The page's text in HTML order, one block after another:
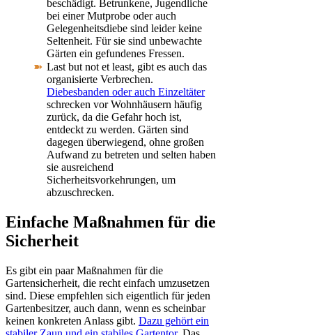
beschädigt. Betrunkene, Jugendliche
bei einer Mutprobe oder auch
Gelegenheitsdiebe sind leider keine
Seltenheit. Für sie sind unbewachte
Gärten ein gefundenes Fressen.
Last but not et least, gibt es auch das
organisierte Verbrechen.
Diebesbanden oder auch Einzeltäter
schrecken vor Wohnhäusern häufig
zurück, da die Gefahr hoch ist,
entdeckt zu werden. Gärten sind
dagegen überwiegend, ohne großen
Aufwand zu betreten und selten haben
sie ausreichend
Sicherheitsvorkehrungen, um
abzuschrecken.
Einfache Maßnahmen für die
Sicherheit
Es gibt ein paar Maßnahmen für die
Gartensicherheit, die recht einfach umzusetzen
sind. Diese empfehlen sich eigentlich für jeden
Gartenbesitzer, auch dann, wenn es scheinbar
keinen konkreten Anlass gibt. Dazu gehört ein